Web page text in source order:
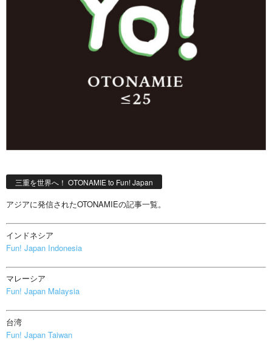
三重を世界へ！ OTONAMIE to Fun! Japan
アジアに発信されたOTONAMIEの記事一覧。
インドネシア
Fun! Japan Indonesia
マレーシア
Fun! Japan Malaysia
台湾
Fun! Japan Taiwan